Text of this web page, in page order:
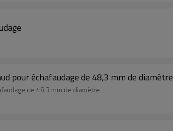
pour échafaudage de 48,3 mm de diamètre
de 48,3 mm de diamètre